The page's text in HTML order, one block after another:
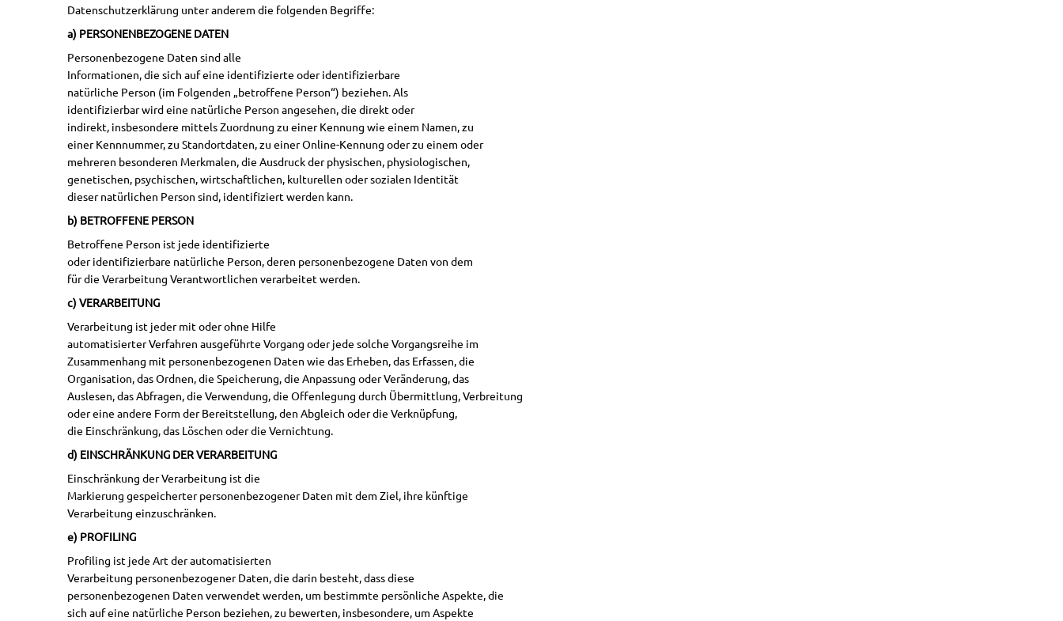
Datenschutzerklärung unter anderem die folgenden Begriffe:
a) PERSONENBEZOGENE DATEN
Personenbezogene Daten sind alle
Informationen, die sich auf eine identifizierte oder identifizierbare
natürliche Person (im Folgenden „betroffene Person“) beziehen. Als
identifizierbar wird eine natürliche Person angesehen, die direkt oder
indirekt, insbesondere mittels Zuordnung zu einer Kennung wie einem Namen, zu
einer Kennnummer, zu Standortdaten, zu einer Online-Kennung oder zu einem oder
mehreren besonderen Merkmalen, die Ausdruck der physischen, physiologischen,
genetischen, psychischen, wirtschaftlichen, kulturellen oder sozialen Identität
dieser natürlichen Person sind, identifiziert werden kann.
b) BETROFFENE PERSON
Betroffene Person ist jede identifizierte
oder identifizierbare natürliche Person, deren personenbezogene Daten von dem
für die Verarbeitung Verantwortlichen verarbeitet werden.
c) VERARBEITUNG
Verarbeitung ist jeder mit oder ohne Hilfe
automatisierter Verfahren ausgeführte Vorgang oder jede solche Vorgangsreihe im
Zusammenhang mit personenbezogenen Daten wie das Erheben, das Erfassen, die
Organisation, das Ordnen, die Speicherung, die Anpassung oder Veränderung, das
Auslesen, das Abfragen, die Verwendung, die Offenlegung durch Übermittlung, Verbreitung
oder eine andere Form der Bereitstellung, den Abgleich oder die Verknüpfung,
die Einschränkung, das Löschen oder die Vernichtung.
d) EINSCHRÄNKUNG DER VERARBEITUNG
Einschränkung der Verarbeitung ist die
Markierung gespeicherter personenbezogener Daten mit dem Ziel, ihre künftige
Verarbeitung einzuschränken.
e) PROFILING
Profiling ist jede Art der automatisierten
Verarbeitung personenbezogener Daten, die darin besteht, dass diese
personenbezogenen Daten verwendet werden, um bestimmte persönliche Aspekte, die
sich auf eine natürliche Person beziehen, zu bewerten, insbesondere, um Aspekte